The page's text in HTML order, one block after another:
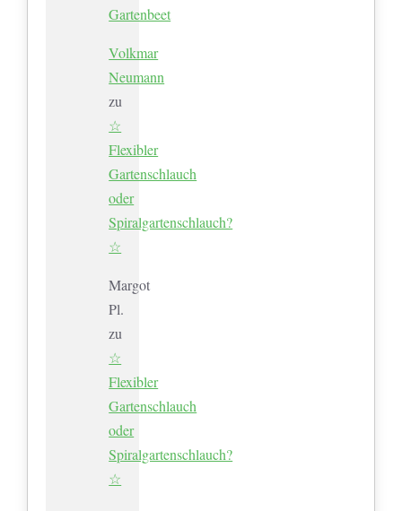
Gartenbeet
Volkmar
Neumann
zu
☆
Flexibler
Gartenschlauch
oder
Spiralgartenschlauch?
☆
Margot
Pl.
zu
☆
Flexibler
Gartenschlauch
oder
Spiralgartenschlauch?
☆